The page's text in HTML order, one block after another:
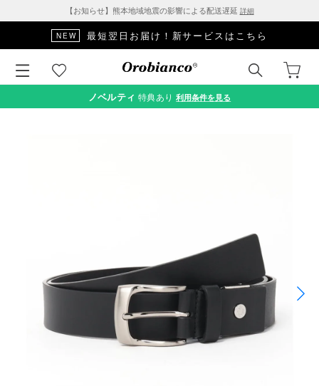
【お知らせ】熊本地域地震の影響による配送遅延 詳細
NEW 最短翌日お届け！新サービスはこちら
ノベルティ特典あり 利用条件を見る